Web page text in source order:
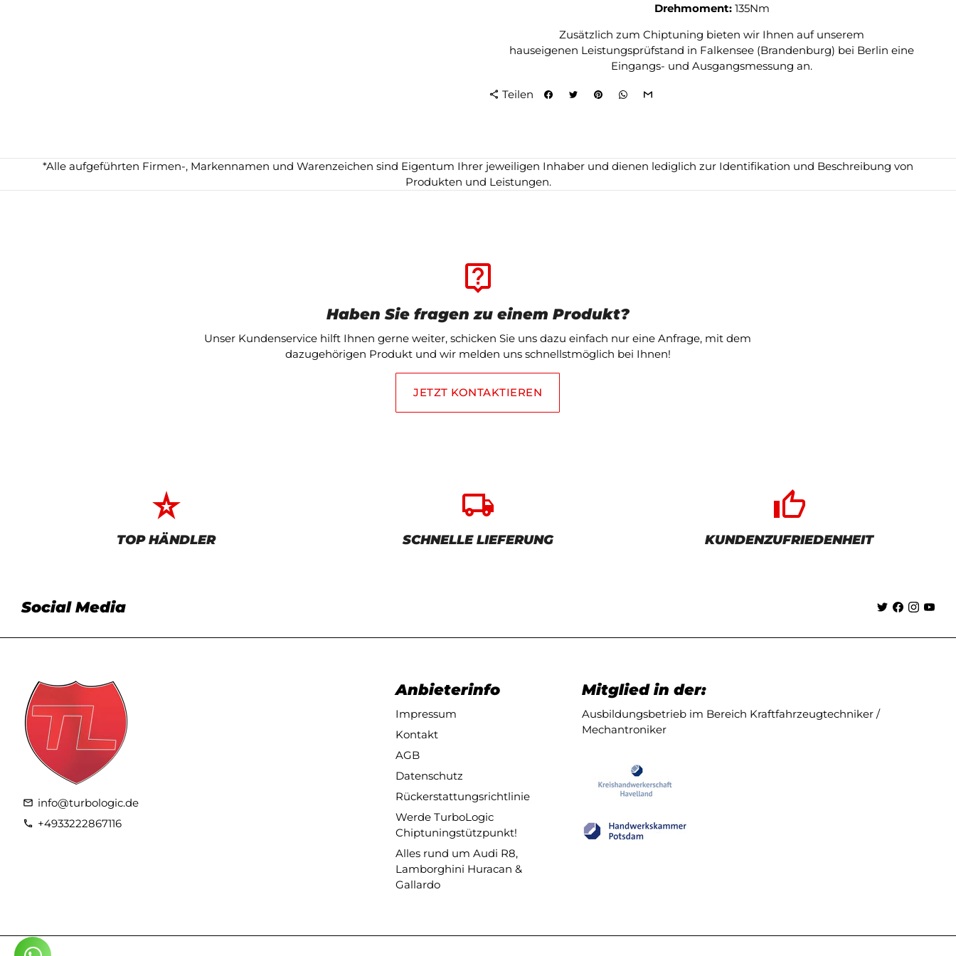
Drehmoment: 135Nm
Zusätzlich zum Chiptuning bieten wir Ihnen auf unserem
hauseigenen Leistungsprüfstand in Falkensee (Brandenburg) bei Berlin eine
Eingangs- und Ausgangsmessung an.
share Teilen
*Alle aufgeführten Firmen-, Markennamen und Warenzeichen sind Eigentum Ihrer jeweiligen Inhaber und dienen lediglich zur Identifikation und Beschreibung von
Produkten und Leistungen.
live_help
Haben Sie fragen zu einem Produkt?
Unser Kundenservice hilft Ihnen gerne weiter, schicken Sie uns dazu einfach nur eine Anfrage, mit dem
dazugehörigen Produkt und wir melden uns schnellstmöglich bei Ihnen!
JETZT KONTAKTIEREN
star_rate
TOP HÄNDLER
local_shipping
SCHNELLE LIEFERUNG
thumb_up_alt
KUNDENZUFRIEDENHEIT
Social Media
email info@turbologic.de
phone +4933222867116
Anbieterinfo
Impressum
Kontakt
AGB
Datenschutz
Rückerstattungsrichtlinie
Werde TurboLogic
Chiptuningstützpunkt!
Alles rund um Audi R8,
Lamborghini Huracan &
Gallardo
Mitglied in der:
Ausbildungsbetrieb im Bereich Kraftfahrzeugtechniker /
Mechantroniker